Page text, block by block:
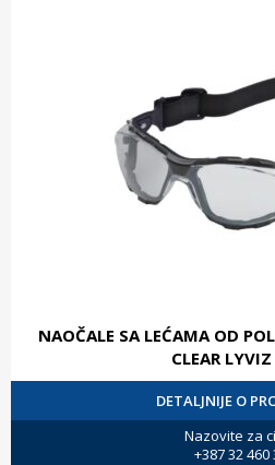
NAOČALE SA LEĆAMA OD
CLEAR
DETALJNIJE O
Nazovite za
+387 32 460